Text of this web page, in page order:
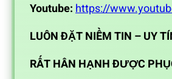
Youtube:https://
LUÔN ĐẶT NIỀM TIN – UY
RẤT HÂN HẠNH ĐƯỢC